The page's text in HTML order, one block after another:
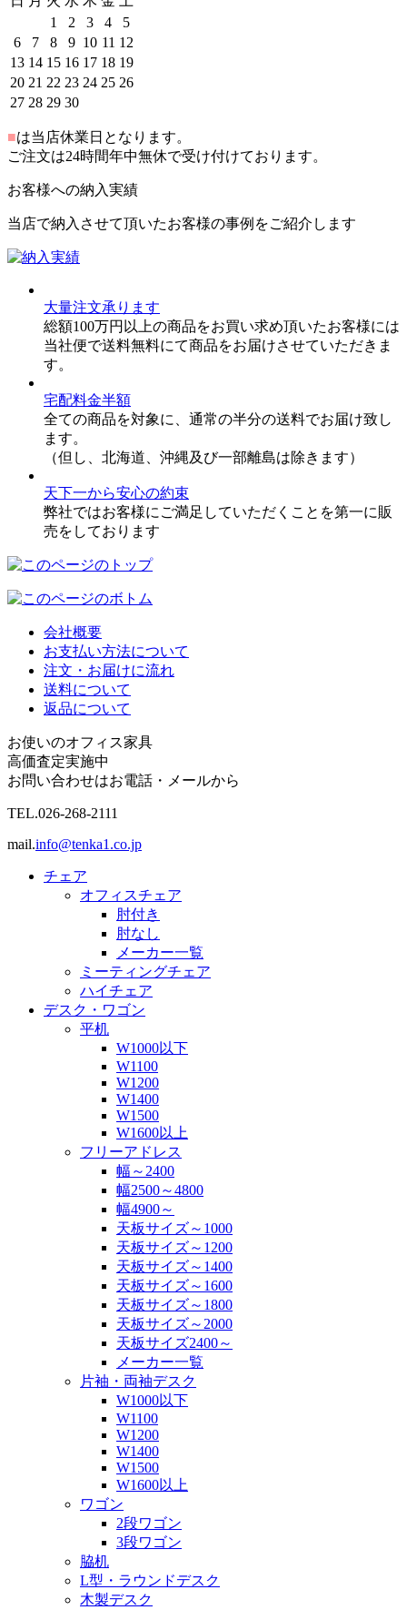
1
2 3 4
5
6
7 8 9 10 11 12
13 14 15 16 17 18 19
20 21 22 23 24 25 26
27 28 29 30
■は当店休業日となります。
ご注文は24時間年中無休で受け付けております。
お客様への納入実績
当店で納入させて頂いたお客様の事例をご紹介します
大量注文承ります
総額100万円以上の商品をお買い求め頂いたお客様には
当社便で送料無料にて商品をお届けさせていただきま
す。
宅配料金半額
全ての商品を対象に、通常の半分の送料でお届け致し
ます。
（但し、北海道、沖縄及び一部離島は除きます）
天下一から安心の約束
弊社ではお客様にご満足していただくことを第一に販
売をしております
会社概要
お支払い方法について
注文・お届けに流れ
送料について
返品について
お使いのオフィス家具
高価査定実施中
お問い合わせはお電話・メールから
TEL.026-268-2111
mail.info@tenka1.co.jp
チェア
オフィスチェア
肘付き
肘なし
メーカー一覧
ミーティングチェア
ハイチェア
デスク・ワゴン
平机
W1000以下
W1100
W1200
W1400
W1500
W1600以上
フリーアドレス
幅～2400
幅2500～4800
幅4900～
天板サイズ～1000
天板サイズ～1200
天板サイズ～1400
天板サイズ～1600
天板サイズ～1800
天板サイズ～2000
天板サイズ2400～
メーカー一覧
片袖・両袖デスク
W1000以下
W1100
W1200
W1400
W1500
W1600以上
ワゴン
2段ワゴン
3段ワゴン
脇机
L型・ラウンドデスク
木製デスク